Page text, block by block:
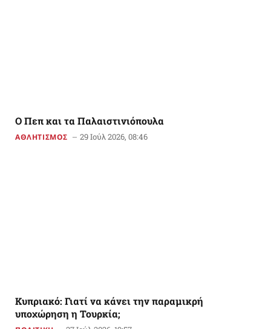
Ο Πεπ και τα Παλαιστινιόπουλα
ΑΘΛΗΤΙΣΜΟΣ 29 Ιούλ 2026, 08:46
Κυπριακό: Γιατί να κάνει την παραμικρή
υποχώρηση η Τουρκία;